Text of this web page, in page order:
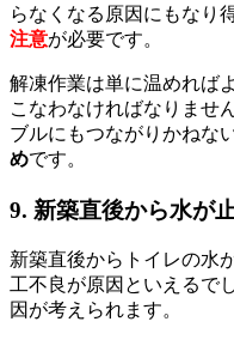
らなくなる原因にもなり
注意が必要です。
解凍作業は単に温めれば
こなわなければなりませ
ブルにもつながりかねな
めです。
9. 新築直後から水が
新築直後からトイレの水
工不良が原因といえるで
因が考えられます。